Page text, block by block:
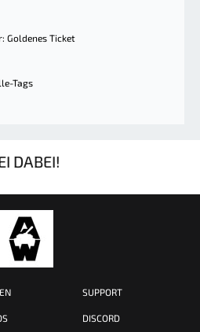
Goldenes Ticket
Tags
DABEI!
SUPPORT
DISCORD